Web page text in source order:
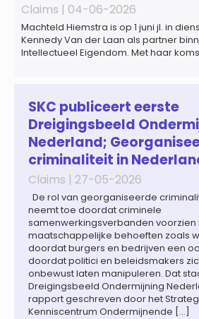
Claims | 04-06-2026
Machteld Hiemstra is op 1 juni jl. in
Kennedy Van der Laan als partner
Intellectueel Eigendom. Met haar
regelgeving relevant voor de life
SKC publiceert eerste
Dreigingsbeeld
Nederland;
criminaliteit in
Claims | 27-05-2026
De rol van georganiseerde
neemt toe doordat criminele
samenwerkingsverbanden voorzien
maatschappelijke behoeften zoals
doordat burgers en bedrijven een
doordat politici en beleidsmakers
onbewust laten manipuleren. Dat
Dreigingsbeeld Ondermijning
rapport geschreven door het
Kenniscentrum Ondermijnende […]